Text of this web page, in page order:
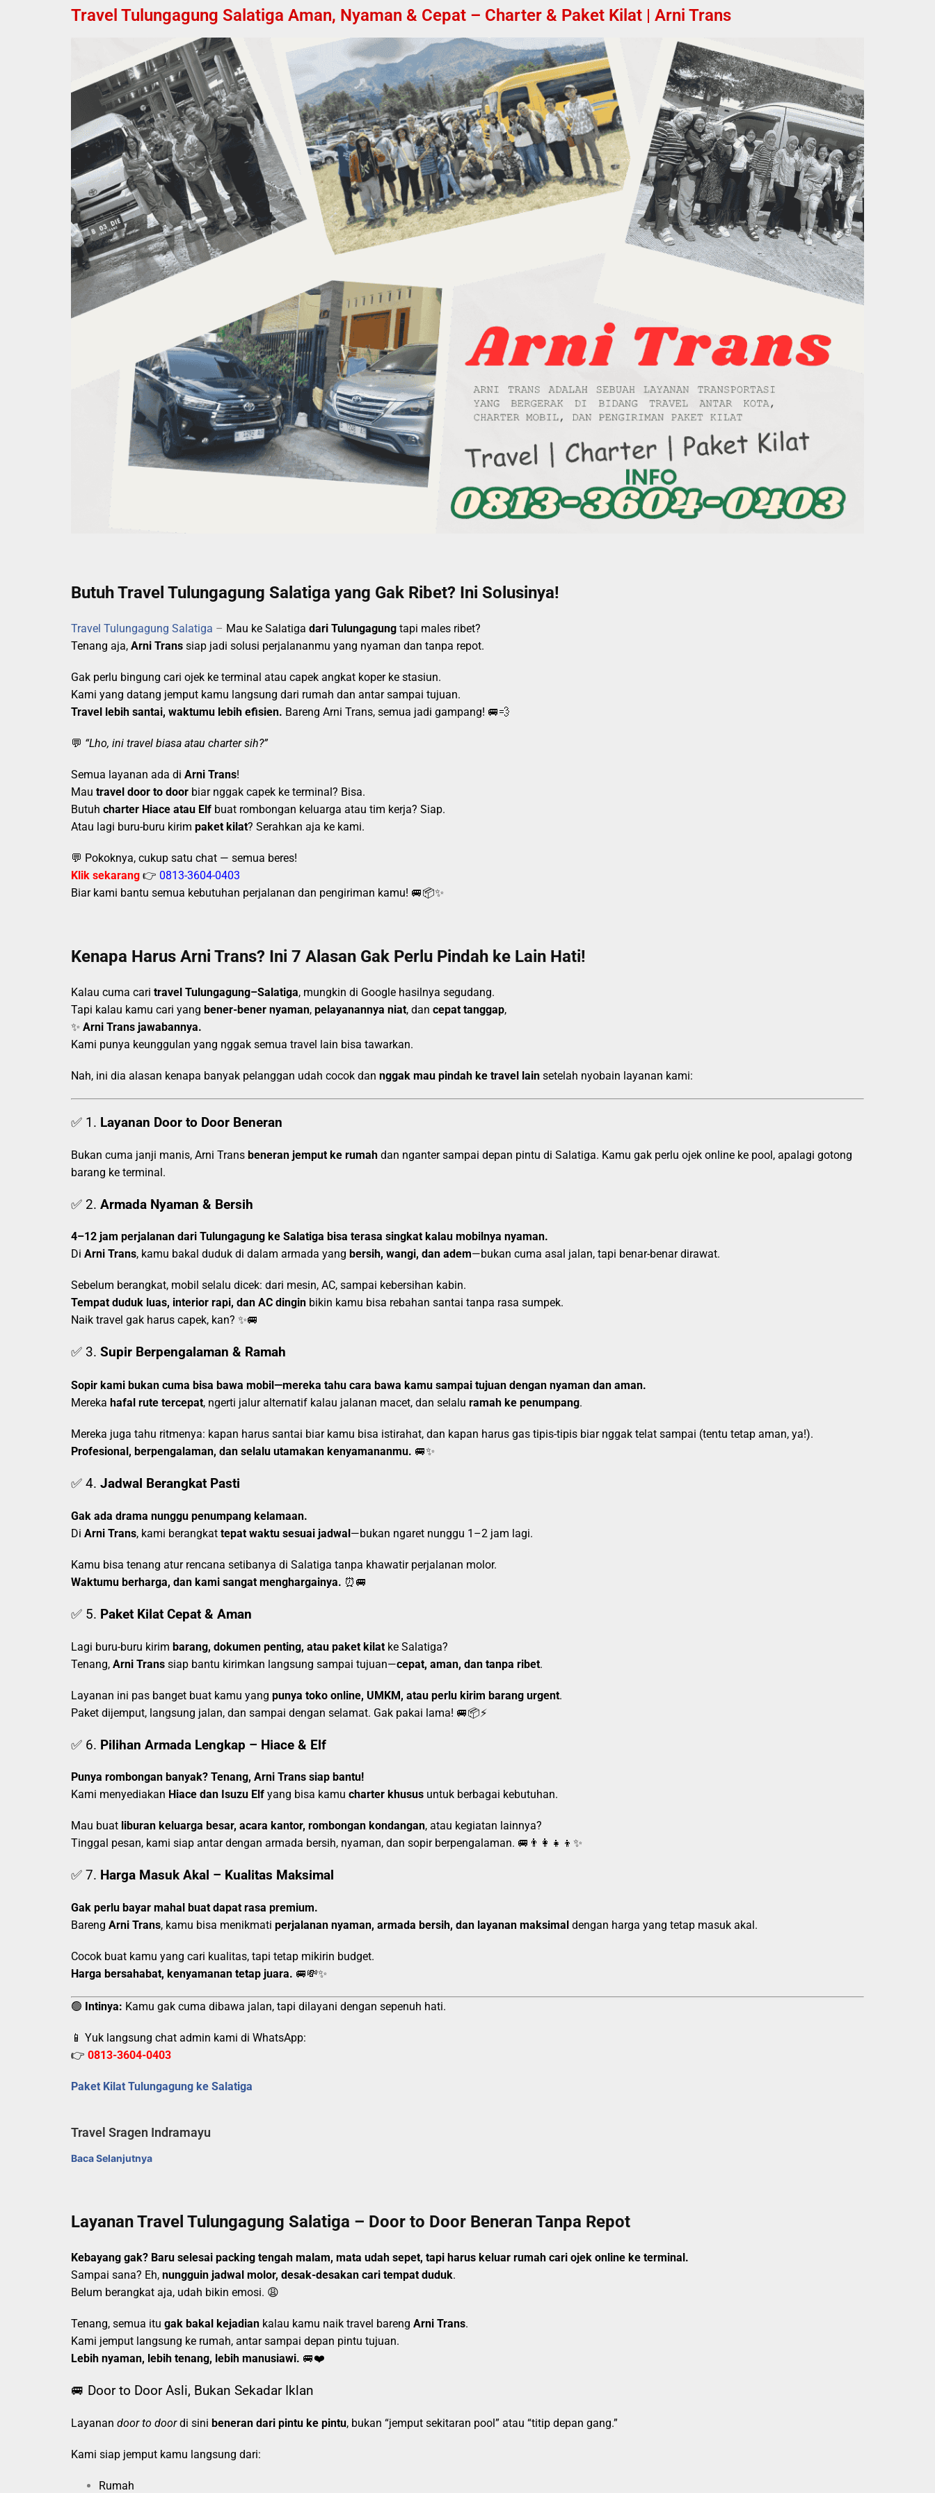
Travel Tulungagung Salatiga Aman, Nyaman & Cepat – Charter & Paket Kilat | Arni Trans
Butuh Travel Tulungagung Salatiga yang Gak Ribet? Ini Solusinya!
Travel Tulungagung Salatiga – Mau ke Salatiga dari Tulungagung tapi males ribet?
Tenang aja, Arni Trans siap jadi solusi perjalananmu yang nyaman dan tanpa repot.
Gak perlu bingung cari ojek ke terminal atau capek angkat koper ke stasiun.
Kami yang datang jemput kamu langsung dari rumah dan antar sampai tujuan.
Travel lebih santai, waktumu lebih efisien. Bareng Arni Trans, semua jadi gampang! 🚐💨
💬 “Lho, ini travel biasa atau charter sih?”
Semua layanan ada di Arni Trans!
Mau travel door to door biar nggak capek ke terminal? Bisa.
Butuh charter Hiace atau Elf buat rombongan keluarga atau tim kerja? Siap.
Atau lagi buru-buru kirim paket kilat? Serahkan aja ke kami.
💬 Pokoknya, cukup satu chat — semua beres!
Klik sekarang 👉 0813-3604-0403
Biar kami bantu semua kebutuhan perjalanan dan pengiriman kamu! 🚐📦✨
Kenapa Harus Arni Trans? Ini 7 Alasan Gak Perlu Pindah ke Lain Hati!
Kalau cuma cari travel Tulungagung–Salatiga, mungkin di Google hasilnya segudang.
Tapi kalau kamu cari yang bener-bener nyaman, pelayanannya niat, dan cepat tanggap,
✨ Arni Trans jawabannya.
Kami punya keunggulan yang nggak semua travel lain bisa tawarkan.
Nah, ini dia alasan kenapa banyak pelanggan udah cocok dan nggak mau pindah ke travel lain setelah nyobain layanan kami:
✅ 1. Layanan Door to Door Beneran
Bukan cuma janji manis, Arni Trans beneran jemput ke rumah dan nganter sampai depan pintu di Salatiga. Kamu gak perlu ojek online ke pool, apalagi gotong
barang ke terminal.
✅ 2. Armada Nyaman & Bersih
4–12 jam perjalanan dari Tulungagung ke Salatiga bisa terasa singkat kalau mobilnya nyaman.
Di Arni Trans, kamu bakal duduk di dalam armada yang bersih, wangi, dan adem—bukan cuma asal jalan, tapi benar-benar dirawat.
Sebelum berangkat, mobil selalu dicek: dari mesin, AC, sampai kebersihan kabin.
Tempat duduk luas, interior rapi, dan AC dingin bikin kamu bisa rebahan santai tanpa rasa sumpek.
Naik travel gak harus capek, kan? ✨🚐
✅ 3. Supir Berpengalaman & Ramah
Sopir kami bukan cuma bisa bawa mobil—mereka tahu cara bawa kamu sampai tujuan dengan nyaman dan aman.
Mereka hafal rute tercepat, ngerti jalur alternatif kalau jalanan macet, dan selalu ramah ke penumpang.
Mereka juga tahu ritmenya: kapan harus santai biar kamu bisa istirahat, dan kapan harus gas tipis-tipis biar nggak telat sampai (tentu tetap aman, ya!).
Profesional, berpengalaman, dan selalu utamakan kenyamananmu. 🚐✨
✅ 4. Jadwal Berangkat Pasti
Gak ada drama nunggu penumpang kelamaan.
Di Arni Trans, kami berangkat tepat waktu sesuai jadwal—bukan ngaret nunggu 1–2 jam lagi.
Kamu bisa tenang atur rencana setibanya di Salatiga tanpa khawatir perjalanan molor.
Waktumu berharga, dan kami sangat menghargainya. ⏰🚐
✅ 5. Paket Kilat Cepat & Aman
Lagi buru-buru kirim barang, dokumen penting, atau paket kilat ke Salatiga?
Tenang, Arni Trans siap bantu kirimkan langsung sampai tujuan—cepat, aman, dan tanpa ribet.
Layanan ini pas banget buat kamu yang punya toko online, UMKM, atau perlu kirim barang urgent.
Paket dijemput, langsung jalan, dan sampai dengan selamat. Gak pakai lama! 🚐📦⚡
✅ 6. Pilihan Armada Lengkap – Hiace & Elf
Punya rombongan banyak? Tenang, Arni Trans siap bantu!
Kami menyediakan Hiace dan Isuzu Elf yang bisa kamu charter khusus untuk berbagai kebutuhan.
Mau buat liburan keluarga besar, acara kantor, rombongan kondangan, atau kegiatan lainnya?
Tinggal pesan, kami siap antar dengan armada bersih, nyaman, dan sopir berpengalaman. 🚐👨‍👩‍👧‍👦✨
✅ 7. Harga Masuk Akal – Kualitas Maksimal
Gak perlu bayar mahal buat dapat rasa premium.
Bareng Arni Trans, kamu bisa menikmati perjalanan nyaman, armada bersih, dan layanan maksimal dengan harga yang tetap masuk akal.
Cocok buat kamu yang cari kualitas, tapi tetap mikirin budget.
Harga bersahabat, kenyamanan tetap juara. 🚐💸✨
🟢 Intinya: Kamu gak cuma dibawa jalan, tapi dilayani dengan sepenuh hati.
📱 Yuk langsung chat admin kami di WhatsApp:
👉 0813-3604-0403
Paket Kilat Tulungagung ke Salatiga
Travel Sragen Indramayu
Baca Selanjutnya
Layanan Travel Tulungagung Salatiga – Door to Door Beneran Tanpa Repot
Kebayang gak? Baru selesai packing tengah malam, mata udah sepet, tapi harus keluar rumah cari ojek online ke terminal.
Sampai sana? Eh, nungguin jadwal molor, desak-desakan cari tempat duduk.
Belum berangkat aja, udah bikin emosi. 😩
Tenang, semua itu gak bakal kejadian kalau kamu naik travel bareng Arni Trans.
Kami jemput langsung ke rumah, antar sampai depan pintu tujuan.
Lebih nyaman, lebih tenang, lebih manusiawi. 🚐❤️
🚐 Door to Door Asli, Bukan Sekadar Iklan
Layanan door to doordi sini beneran dari pintu ke pintu, bukan “jemput sekitaran pool” atau “titip depan gang.”
Kami siap jemput kamu langsung dari:
Rumah